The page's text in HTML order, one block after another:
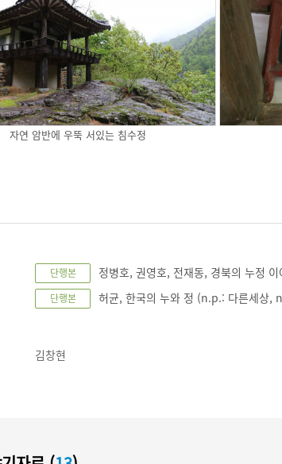
자연 암반에 우뚝 서있는 침수정
단행본 정병호, 권영호, 전재동, 경북의 누정
단행본 허균, 한국의 누와 정 (n.p.: 다른세상,
김창현